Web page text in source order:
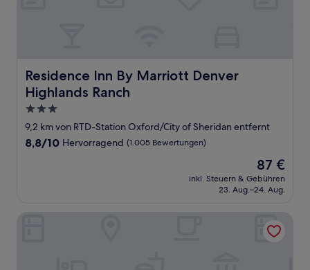
Residence Inn By Marriott Denver
Highlands Ranch
Residence Inn By Marriott Denver Highlands Ranch
3.0-
Sterne-
Unterkunft
9,2 km von RTD-Station Oxford/City of Sheridan entfernt
8.8
8,8/10 Hervorragend (1.005 Bewertungen)
Der
Preis
beträgt
87 €
inkl. Steuern & Gebühren
23. Aug.–24. Aug.